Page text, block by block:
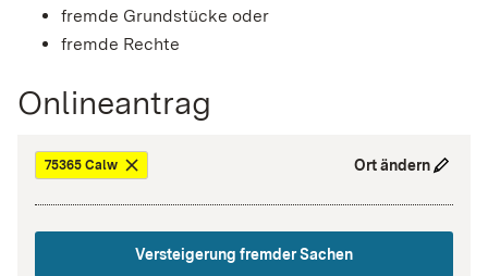
fremde Grundstücke oder
fremde Rechte
Onlineantrag
75365 Calw Ort ändern
Versteigerung fremder Sachen